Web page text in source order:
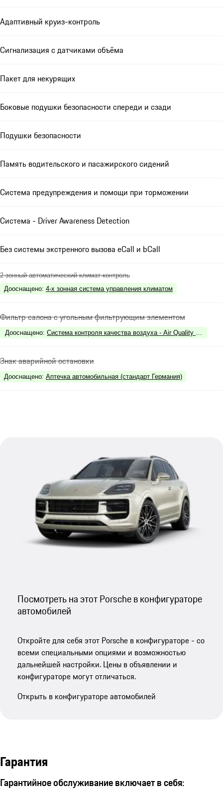
Адаптивный круиз-контроль
Сигнализация с датчиками объёма
Пакет для некурящих
Боковые подушки безопасности спереди и сзади
Подушки безопасности
Память водительского и пасажирского сидений
Система предупреждения и помощи при торможении
Система - Driver Awareness Detection
Без системы экстренного вызова eCall и bCall
2-зонный автоматический климат-контроль
Дооснащено: 4-х зонная система управления климатом
Фильтр салона с угольным фильтрующим элементом
Дооснащено: Система контроля качества воздуха - Air Quality System
Знак аварийной остановки
Дооснащено: Аптечка автомобильная (стандарт Германия)
Посмотреть на этот Porsche в конфигураторе
автомобилей
Откройте для себя этот Porsche в конфигураторе - со
всеми специальными опциями и возможностью
дальнейшей настройки. Цены в объявлении и
конфигураторе могут отличаться.
Открыть в конфигураторе автомобилей
Гарантия
Гарантийное обслуживание включает в себя: